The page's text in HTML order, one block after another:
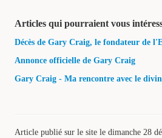
Articles qui pourraient vous
Décès de Gary Craig, le fondateur de
Annonce officielle de Gary Craig
Gary Craig - Ma rencontre avec le divin
Article publié sur le site le dimanche 28